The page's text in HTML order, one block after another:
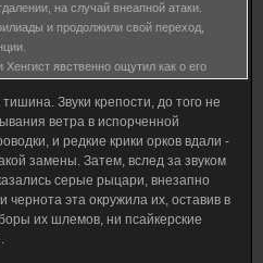
на случай внеапной атаки.
и продолжили свой переход,
явственно ощутил как о его
отделению приказ остановиться...
Звуки крепости, до того не
ветра в испорченной
и редкие крики орков вдали -
замены. Затем, вслед за звуком
серые рыцари, внезапно
эта окружила их, оставив в
их шлемов, ни псайкерские